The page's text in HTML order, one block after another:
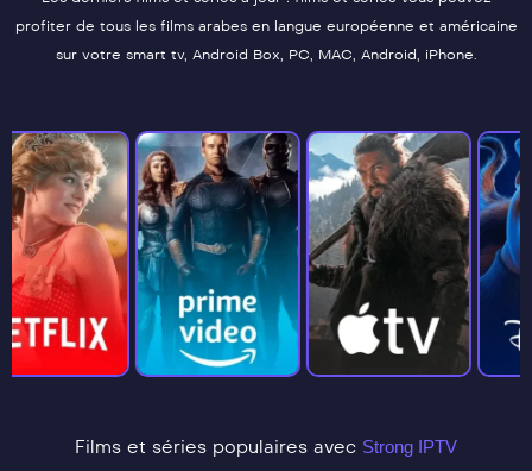
profiter de tous les films arabes en langue européenne et américaine
sur votre smart tv, Android Box, PC, MAC, Android, iPhone.
Films et séries populaires avec Strong IPTV